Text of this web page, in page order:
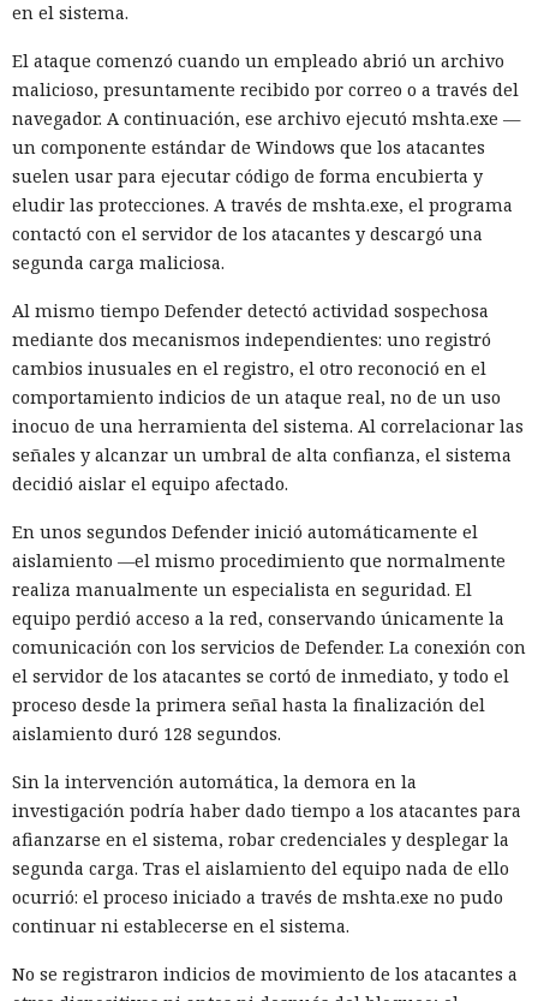
en el sistema.
El ataque comenzó cuando un empleado abrió un archivo
malicioso, presuntamente recibido por correo o a través del
navegador. A continuación, ese archivo ejecutó mshta.exe —
un componente estándar de Windows que los atacantes
suelen usar para ejecutar código de forma encubierta y
eludir las protecciones. A través de mshta.exe, el programa
contactó con el servidor de los atacantes y descargó una
segunda carga maliciosa.
Al mismo tiempo Defender detectó actividad sospechosa
mediante dos mecanismos independientes: uno registró
cambios inusuales en el registro, el otro reconoció en el
comportamiento indicios de un ataque real, no de un uso
inocuo de una herramienta del sistema. Al correlacionar las
señales y alcanzar un umbral de alta confianza, el sistema
decidió aislar el equipo afectado.
En unos segundos Defender inició automáticamente el
aislamiento —el mismo procedimiento que normalmente
realiza manualmente un especialista en seguridad. El
equipo perdió acceso a la red, conservando únicamente la
comunicación con los servicios de Defender. La conexión con
el servidor de los atacantes se cortó de inmediato, y todo el
proceso desde la primera señal hasta la finalización del
aislamiento duró 128 segundos.
Sin la intervención automática, la demora en la
investigación podría haber dado tiempo a los atacantes para
afianzarse en el sistema, robar credenciales y desplegar la
segunda carga. Tras el aislamiento del equipo nada de ello
ocurrió: el proceso iniciado a través de mshta.exe no pudo
continuar ni establecerse en el sistema.
No se registraron indicios de movimiento de los atacantes a